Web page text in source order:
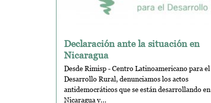
Declaración ante la situación en
Nicaragua
Desde Rimisp - Centro Latinoamericano para el
Desarrollo Rural, denunciamos los actos
antidemocráticos que se están desarrollando en
Nicaragua y...